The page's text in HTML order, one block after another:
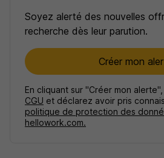
Soyez alerté des nouvelles
recherche dès leur parution.
Créer mon
En cliquant sur "Créer mon
CGU et déclarez avoir pris
politique de protection des
hellowork.com.